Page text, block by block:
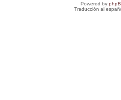
Powered by
Traducción al